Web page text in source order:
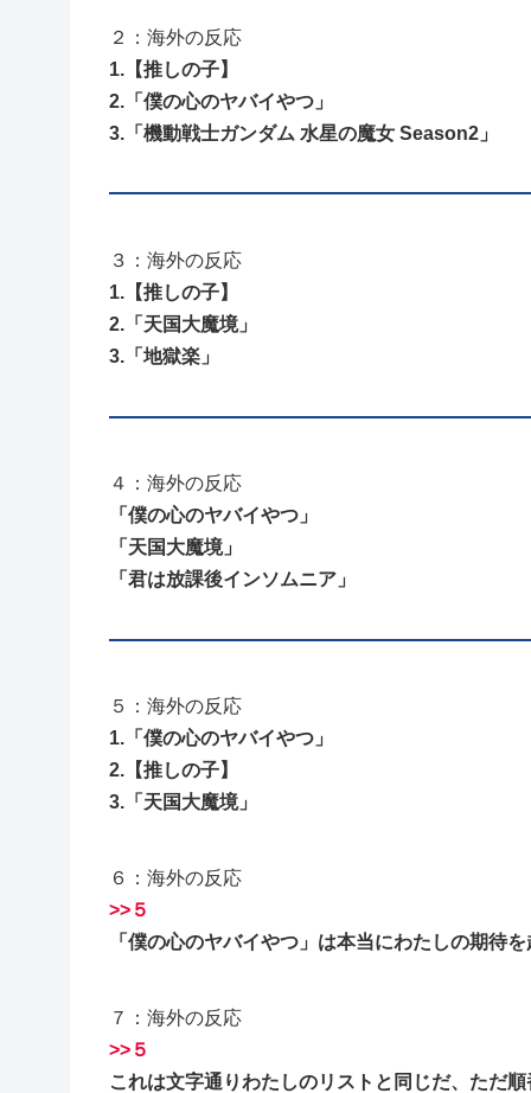
２：海外の反応
1.【推しの子】
2.「僕の心のヤバイやつ」
3.「機動戦士ガンダム 水星の魔女 Season2」
３：海外の反応
1.【推しの子】
2.「天国大魔境」
3.「地獄楽」
４：海外の反応
「僕の心のヤバイやつ」
「天国大魔境」
「君は放課後インソムニア」
５：海外の反応
1.「僕の心のヤバイやつ」
2.【推しの子】
3.「天国大魔境」
６：海外の反応
>>５
「僕の心のヤバイやつ」は本当にわたしの期待
７：海外の反応
>>５
これは文字通りわたしのリストと同じだ、ただ